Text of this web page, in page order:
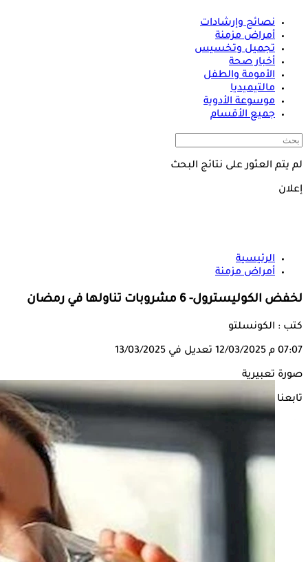
نصائح وإرشادات
أمراض مزمنة
تجميل وتخسيس
أخبار صحة
الأمومة والطفل
مالتيميديا
موسوعة الأدوية
جميع الأقسام
لم يتم العثور على نتائج البحث
إعلان
الرئيسية
أمراض مزمنة
لخفض الكوليسترول- 6 مشروبات تناولها في رمضان
كتب : الكونسلتو
07:07 م 12/03/2025 تعديل في 13/03/2025
صورة تعبيرية
تابعنا على